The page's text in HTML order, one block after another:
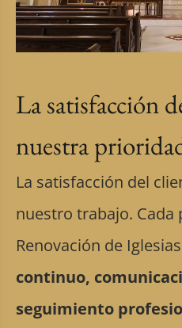
La satisfacción
nuestra
La satisfacción del
nuestro trabajo. Cada
Renovación de
continuo,
seguimiento